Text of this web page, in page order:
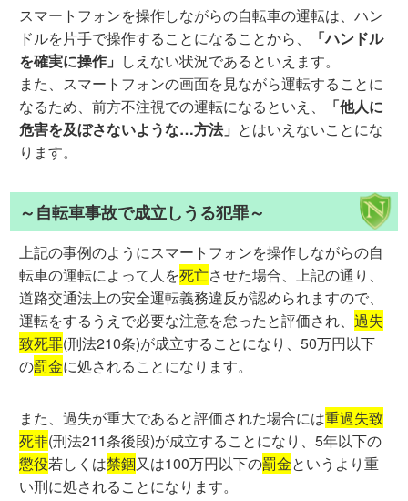
スマートフォンを操作しながらの自転車の運転は、ハン
ドルを片手で操作することになることから、
「ハンドル
を確実に操作」 しえない状況であるといえます。
また、スマートフォンの画面を見ながら運転することに
なるため、前方不注視での運転になるといえ、
「他人に
危害を及ぼさないような…方法」 とはいえないことにな
ります。
～自転車事故で成立しうる犯罪～
上記の事例のようにスマートフォンを操作しながらの自
転車の運転によって人を死亡させた場合、上記の通り、
道路交通法上の安全運転義務違反が認められますので、
運転をするうえで必要な注意を怠ったと評価され、過失
致死罪(刑法210条)が成立することになり、50万円以下
の罰金に処されることになります。
また、過失が重大であると評価された場合には重過失致
死罪(刑法211条後段)が成立することになり、5年以下の
懲役若しくは禁錮又は100万円以下の罰金というより重
い刑に処されることになります。